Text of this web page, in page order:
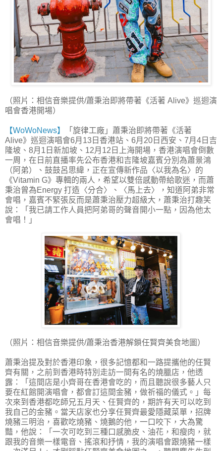
（照片：相信音樂提供/蕭秉治即將帶著《活著 Alive》巡迴演
唱會香港開場）
【WoWoNews】
「旋律工廠」蕭秉治即將帶著《活著
Alive》巡迴演唱會6月13日香港站、6月20日西安、7月4日吉
隆坡、8月1日新加坡、12月12日上海開場，香港演唱會倒數
一周，在日前直播率先公布香港和吉隆坡嘉賓分別為蕭景鴻
（阿弟）、鼓鼓呂思緯，正在宣傳新作品〈以我為名〉的
《Vitamin G》專輯的兩人，希望以雙倍感動帶給歌迷，而蕭
秉治曾為Energy 打造〈分合〉、〈馬上去〉，知道阿弟非常
會唱，嘉賓不緊張反而是蕭秉治壓力超級大，蕭秉治打趣笑
說：「我已請工作人員把阿弟哥的聲音開小一點，因為他太
會唱！」
（照片：相信音樂提供/蕭秉治香港解鎖任賢齊美食地圖）
蕭秉治提及對於香港印象，很多記憶都和一路提攜他的任賢
齊有關，之前到香港時特別走訪一間有名的燒臘店，他透
露：「這間店是小齊哥在香港會吃的，而且聽說很多藝人只
要在紅館開演唱會，都會訂這間金豬，做祈福的儀式。」每
次來到香港都吃師兄五月天、任賢齊的，期許有天可以吃到
我自己的金豬。當天店家也分享任賢齊最愛隱藏菜單，招牌
燒豬三明治，喜歡吃燒豬、燒鵝的他，一口咬下，大為驚
豔，他說：「一次可吃到三種口感脆皮、油花，和瘦肉，就
跟我的音樂一樣電音、搖滾和抒情，我的演唱會跟燒豬一樣